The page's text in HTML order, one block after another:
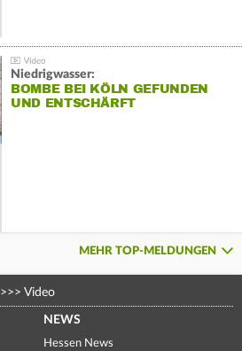
Niedrigwasser:
BOMBE BEI KÖLN GEFUNDEN
UND ENTSCHÄRFT
MEHR TOP-MELDUNGEN
>>> Video
NEWS
Hessen News